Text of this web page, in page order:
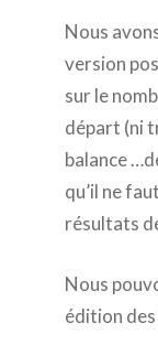
Nous
version
sur le
départ (ni
balance
qu’il ne
résultats
Nous
édition